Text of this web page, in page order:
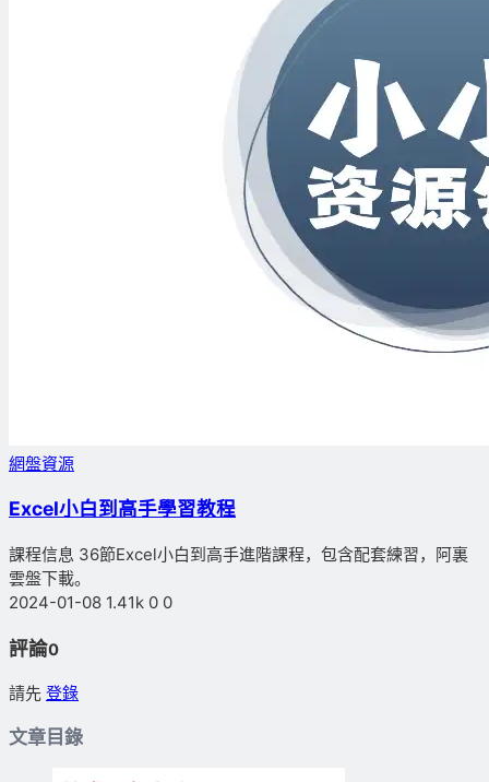
網盤資源
Excel小白到高手學習教程
課程信息 36節Excel小白到高手進階課程，包含配套練習，阿裏
雲盤下載。
2024-01-08 1.41k 0 0
評論0
請先 登錄
文章目錄